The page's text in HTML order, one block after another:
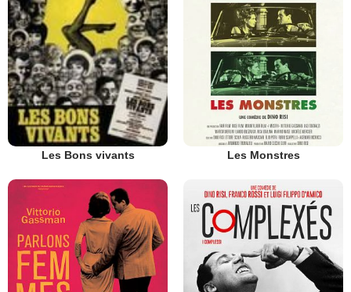
Les Bons vivants Les Monstres